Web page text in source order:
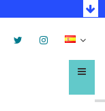
TwitterInstagram
Menú